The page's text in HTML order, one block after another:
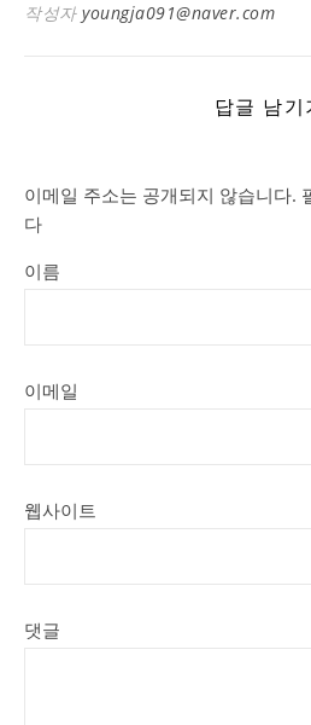
작성자 youngja091@naver.com
답글 남기
이메일 주소는 공개되지 않습니다.
다
이름
이메일
웹사이트
댓글